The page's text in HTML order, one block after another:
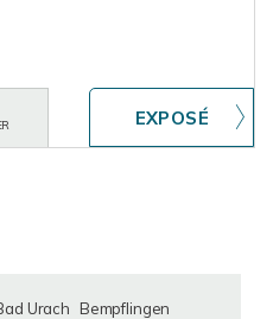
Urach
Bempflingen